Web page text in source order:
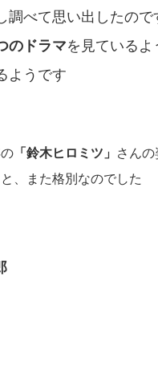
調べて思い出したので
のドラマを見ているよ
ようです
「鈴木ヒロミツ」
さん
、また格別なのでした